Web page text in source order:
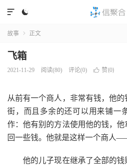


故事  正文
飞箱
2021-11-29 阅读(80) 评论(0)  赞(0)
从前有一个商人，非常有钱，他
街，而且多余的还可以用来铺一
作：他有别的方法使用他的钱，
回一些钱。他就是这样一个商人
他的儿子现在继承了全部的钱